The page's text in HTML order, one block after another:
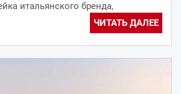
итальянского бренда,
Stellantis, насчитывает
ЧИТАТЬ ДАЛЕЕ